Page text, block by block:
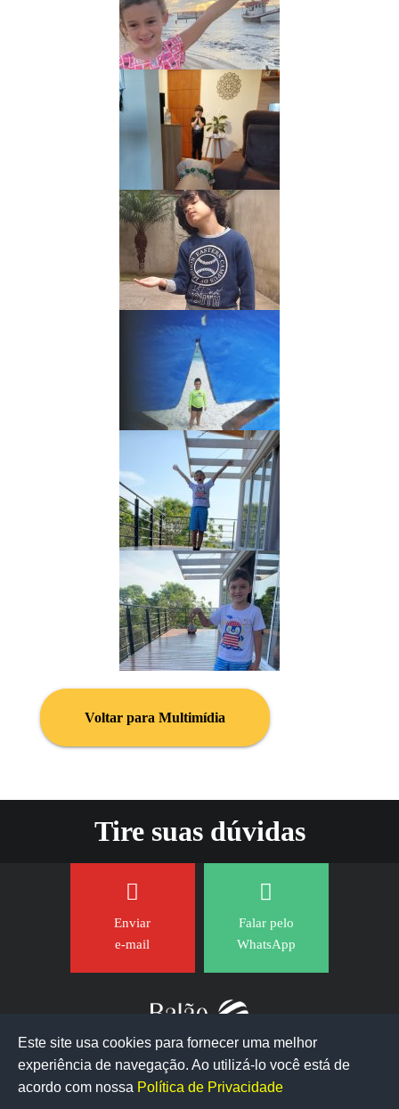
Voltar para Multimídia
Tire suas dúvidas
Enviar
e-mail
Falar pelo
WhatsApp
Este site usa cookies para fornecer uma melhor
experiência de navegação. Ao utilizá-lo você está de
acordo com nossa Política de Privacidade